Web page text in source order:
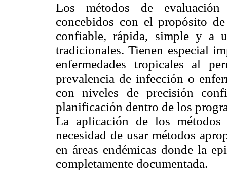
Los métodos de
concebidos con el propósito
confiable, rápida, simple y a
tradicionales. Tienen especial
enfermedades tropicales al
prevalencia de infección o
con niveles de precisión
planificación dentro de los
La aplicación de los
necesidad de usar métodos
en áreas endémicas donde la
completamente documentada.